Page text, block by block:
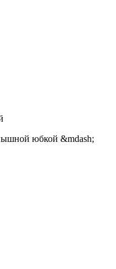
юбкой &mdash;